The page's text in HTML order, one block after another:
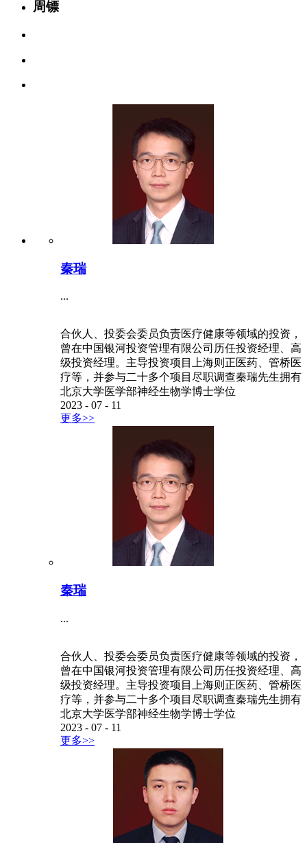
周镖
秦瑞
...
合伙人、投委会委员负责医疗健康等领域的投资，
曾在中国银河投资管理有限公司历任投资经理、高
级投资经理。主导投资项目上海则正医药、管桥医
疗等，并参与二十多个项目尽职调查秦瑞先生拥有
北京大学医学部神经生物学博士学位
2023 - 07 - 11
更多>>
秦瑞
...
合伙人、投委会委员负责医疗健康等领域的投资，
曾在中国银河投资管理有限公司历任投资经理、高
级投资经理。主导投资项目上海则正医药、管桥医
疗等，并参与二十多个项目尽职调查秦瑞先生拥有
北京大学医学部神经生物学博士学位
2023 - 07 - 11
更多>>